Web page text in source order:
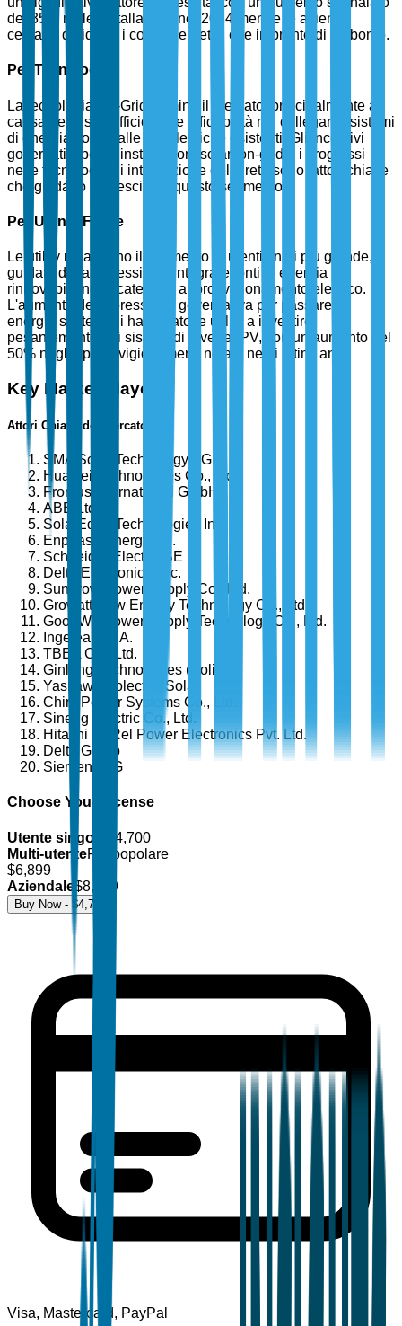
del 35% nelle installazioni nel 2024 mentre le aziende
cercano di ridurre i costi energetici e le impronte di carbonio.
Per Tecnologia
La tecnologia On-Grid domina il mercato, principalmente a
causa della sua efficienza e affidabilità nel collegare i sistemi
di energia solare alle reti elettriche esistenti. Gli incentivi
governativi per le installazioni solari on-grid e i progressi
nelle tecnologie di integrazione della rete sono fattori chiave
che guidano la crescita di questo segmento.
Per Utente Finale
Le utility rimangono il segmento di utenti finali più grande,
guidato dalla necessità di integrare fonti di energia
rinnovabile nella catena di approvvigionamento elettrico.
L'aumento della pressione governativa per passare a
energie sostenibili ha portato le utility a investire
pesantemente nei sistemi di inverter PV, con un aumento del
50% negli approvvigionamenti notato negli ultimi anni.
Key Market Players
Attori Chiave del Mercato
SMA Solar Technology AG
Huawei Technologies Co., Ltd.
Fronius International GmbH
ABB Ltd.
SolarEdge Technologies Inc.
Enphase Energy Inc.
Schneider Electric SE
Delta Electronics, Inc.
Sungrow Power Supply Co., Ltd.
Growatt New Energy Technology Co., Ltd.
GoodWe Power Supply Technology Co., Ltd.
Ingeteam S.A.
TBEA Co., Ltd.
Ginlong Technologies (Solis)
Yaskawa Solectria Solar
Chint Power Systems Co., Ltd.
Sineng Electric Co., Ltd.
Hitachi Hi-Rel Power Electronics Pvt. Ltd.
Delta Group
Siemens AG
Choose Your License
Utente singolo
4,700
Multi-utentePiù popolare
$6,899
Aziendale $8,499
Buy Now - $4,700
Visa, Mastercard, PayPal